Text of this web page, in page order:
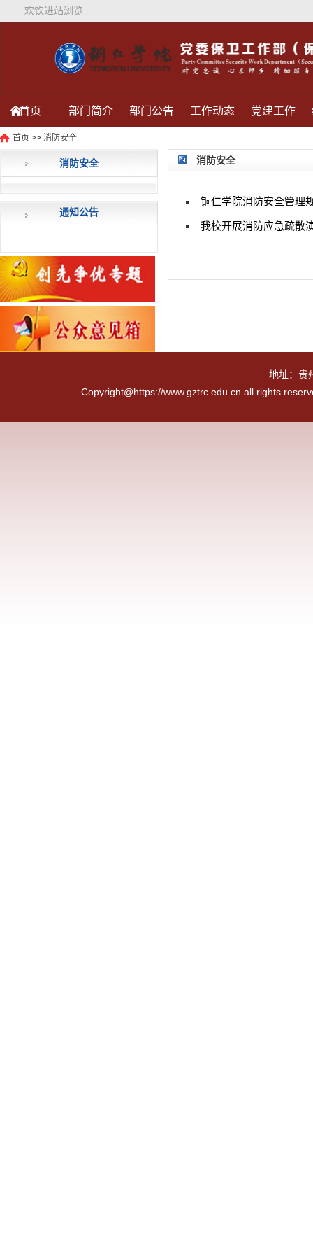
欢饮进站浏览
首页 部门简介 部门公告 工作动态 党建工作
信件查询 通知公告
首页 >> 消防安全
消防安全
通知公告
消防安全
铜仁学院消防安全管理
我校开展消防应急疏散
地址：贵
Copyright@https://www.gztrc.edu.cn all rights